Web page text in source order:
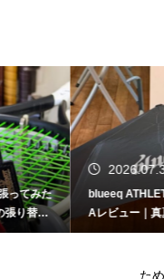
2026.07.30
blueeq ATHLETE UV
Aレビュー｜真夏のテニスに
すめの日傘
た